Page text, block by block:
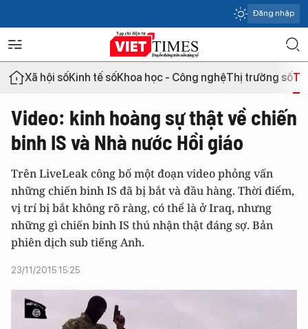
Đăng nhập
Xã hội sốKinh tế sốKhoa học - Công nghệThị trường số
Video: kinh hoàng sự thật về chiến
binh IS và Nhà nước Hồi giáo
Trên LiveLeak công bố một đoạn video phỏng vấn
những chiến binh IS đã bị bắt và đầu hàng. Thời điểm,
vị trí bị bắt không rõ ràng, có thể là ở Iraq, nhưng
những gì chiến binh IS thú nhận thật đáng sợ. Bản
phiên dịch sub tiếng Anh.
23/11/2015 15:25